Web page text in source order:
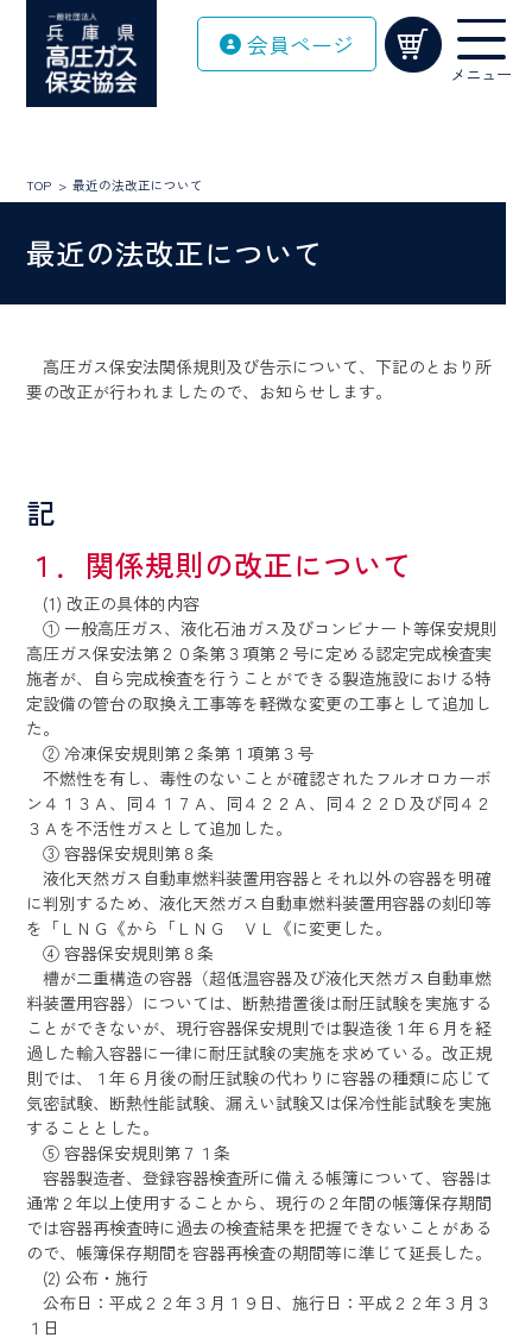
content
会員ページ
メニュー
TOP 最近の法改正について
最近の法改正について
高圧ガス保安法関係規則及び告示について、下記のとおり所
要の改正が行われましたので、お知らせします。
記
１．関係規則の改正について
(1) 改正の具体的内容
① 一般高圧ガス、液化石油ガス及びコンビナート等保安規則
高圧ガス保安法第２０条第３項第２号に定める認定完成検査実
施者が、自ら完成検査を行うことができる製造施設における特
定設備の管台の取換え工事等を軽微な変更の工事として追加し
た。
② 冷凍保安規則第２条第１項第３号
不燃性を有し、毒性のないことが確認されたフルオロカーボ
ン４１３Ａ、同４１７Ａ、同４２２Ａ、同４２２Ｄ及び同４２
３Ａを不活性ガスとして追加した。
③ 容器保安規則第８条
液化天然ガス自動車燃料装置用容器とそれ以外の容器を明確
に判別するため、液化天然ガス自動車燃料装置用容器の刻印等
を「ＬＮＧ《から「ＬＮＧ ＶＬ《に変更した。
④ 容器保安規則第８条
槽が二重構造の容器（超低温容器及び液化天然ガス自動車燃
料装置用容器）については、断熱措置後は耐圧試験を実施する
ことができないが、現行容器保安規則では製造後１年６月を経
過した輸入容器に一律に耐圧試験の実施を求めている。改正規
則では、１年６月後の耐圧試験の代わりに容器の種類に応じて
気密試験、断熱性能試験、漏えい試験又は保冷性能試験を実施
することとした。
⑤ 容器保安規則第７１条
容器製造者、登録容器検査所に備える帳簿について、容器は
通常２年以上使用することから、現行の２年間の帳簿保存期間
では容器再検査時に過去の検査結果を把握できないことがある
ので、帳簿保存期間を容器再検査の期間等に準じて延長した。
(2) 公布・施行
公布日：平成２２年３月１９日、施行日：平成２２年３月３
１日